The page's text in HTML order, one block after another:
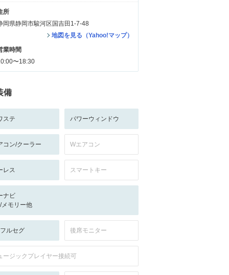
所
岡県静岡市駿河区国吉田1-7-48
地図を見る（Yahoo!マップ）
業時間
〜18:30
備
ステ パワーウィンドウ
コン/クーラー Wエアコン
レス スマートキー
ナビ
メモリー他
ルセグ 後席モニター
ージックプレイヤー接続可